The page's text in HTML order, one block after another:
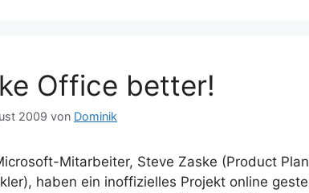
Office better!
2009 von Dominik
Mitarbeiter, Steve Zaske (Product
haben ein inoffizielles Projekt online